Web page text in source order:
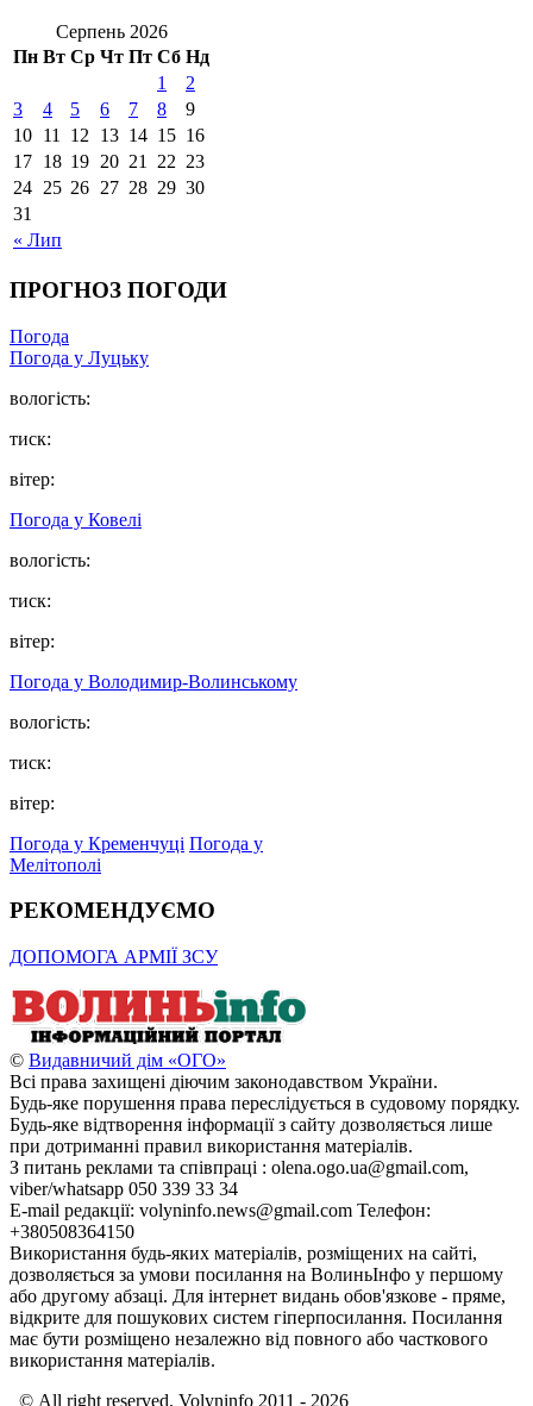
Серпень 2026
Пн Вт Ср Чт Пт Сб Нд
« Лип
1
2
3
4 5 6 7 8
9
10 11 12 13 14 15 16
17 18 19 20 21 22 23
24 25 26 27 28 29 30
31
ПРОГНОЗ ПОГОДИ
Погода
Погода у Луцьку
вологість:
тиск:
вітер:
Погода у Ковелі
вологість:
тиск:
вітер:
Погода у Володимир-Волинському
вологість:
тиск:
вітер:
Погода у Кременчуці Погода у
Мелітополі
РЕКОМЕНДУЄМО
ДОПОМОГА АРМІЇ ЗСУ
© Видавничий дім «ОГО»
Всі права захищені діючим законодавством України.
Будь-яке порушення права переслідується в судовому порядку.
Будь-яке відтворення інформації з сайту дозволяється лише
при дотриманні правил використання матеріалів.
З питань реклами та співпраці : olena.ogo.ua@gmail.com,
viber/whatsapp 050 339 33 34
E-mail редакції: volyninfo.news@gmail.com Телефон:
+380508364150
Використання будь-яких матеріалів, розміщених на сайті,
дозволяється за умови посилання на ВолиньІнфо у першому
або другому абзаці. Для інтернет видань обов'язкове - пряме,
відкрите для пошукових систем гіперпосилання. Посилання
має бути розміщено незалежно від повного або часткового
використання матеріалів.
© All right reserved. Volyninfo 2011 - 2026